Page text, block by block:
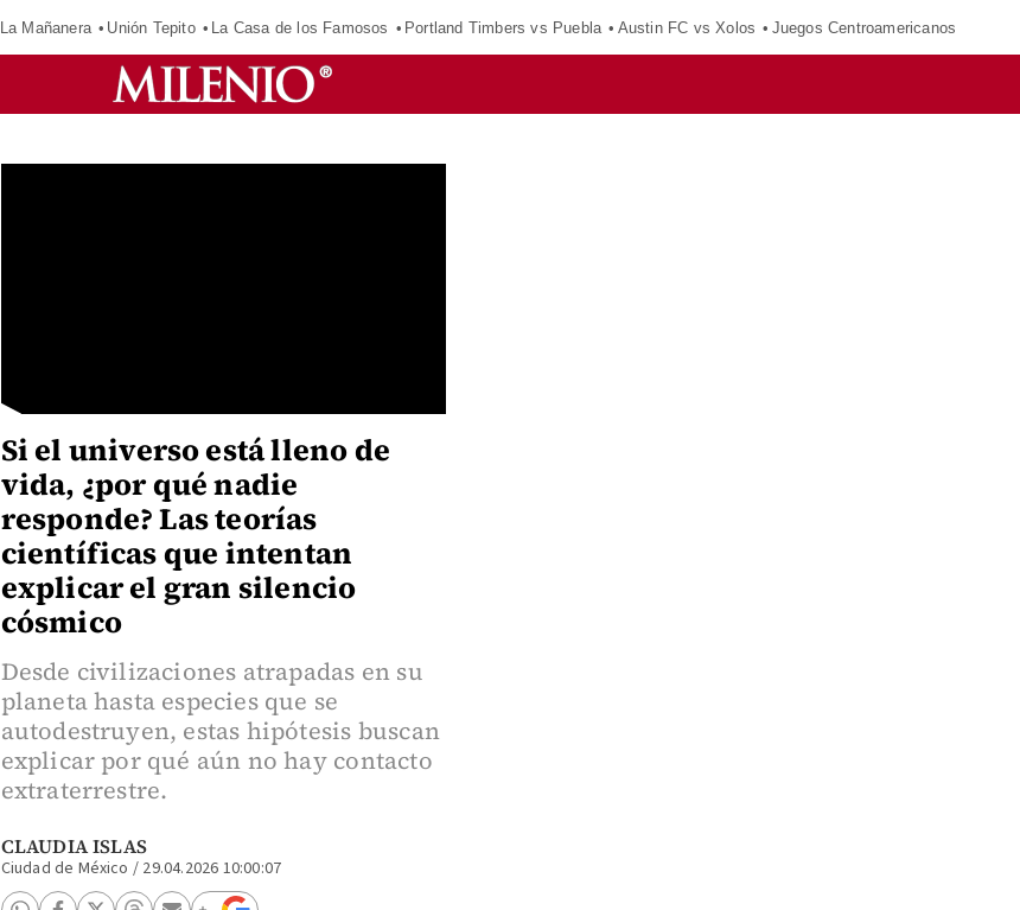
La Mañanera Unión Tepito La Casa de los Famosos Portland Timbers vs Puebla Austin FC vs Xolos Juegos Centroamericanos
Si el universo está lleno de
vida, ¿por qué nadie
responde? Las teorías
científicas que intentan
explicar el gran silencio
cósmico
Desde civilizaciones atrapadas en su
planeta hasta especies que se
autodestruyen, estas hipótesis buscan
explicar por qué aún no hay contacto
extraterrestre.
CLAUDIA ISLAS
Ciudad de México / 29.04.2026 10:00:07